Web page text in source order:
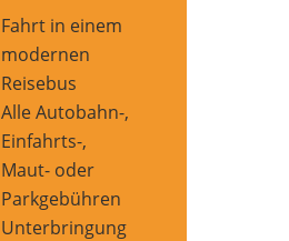
Fahrt in einem
modernen
Reisebus
Alle Autobahn-,
Einfahrts-,
Maut- oder
Parkgebühren
Unterbringung